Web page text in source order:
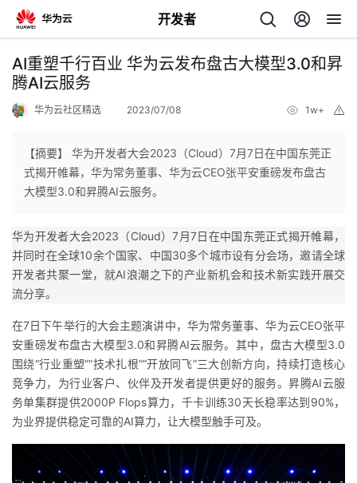
开发者
返
回
个
人
主
我
的
发
者
我
AI重塑千行百业 华为云发布盘古大模型3.0和昇
腾AI云服务
华为云社区精选 2023/07/08 1w+
【摘要】 华为开发者大会2023（Cloud）7月7日在中国东莞正
式揭开帷幕，华为常务董事、华为云CEO张平安重磅发布盘古
大模型3.0和昇腾AI云服务。
华为开发者大会2023（Cloud）7月7日在中国东莞正式揭开帷幕，
并同时在全球10余个国家、中国30多个城市设有分会场，邀请全球
开发者共聚一堂，就AI浪潮之下的产业新机会和技术新实践开展交
流分享。
在7日下午举行的大会主题演讲中，华为常务董事、华为云CEO张平
安重磅发布盘古大模型3.0和昇腾AI云服务。其中，盘古大模型3.0
围绕“行业重塑”“技术扎根”“开放同飞”三大创新方向，持续打造核心
竞争力，为行业客户、伙伴及开发者提供更好的服务。昇腾AI云服
务单集群提供2000P Flops算力，千卡训练30天长稳率达到90%，
为业界提供稳定可靠的AI算力，让大模型触手可及。